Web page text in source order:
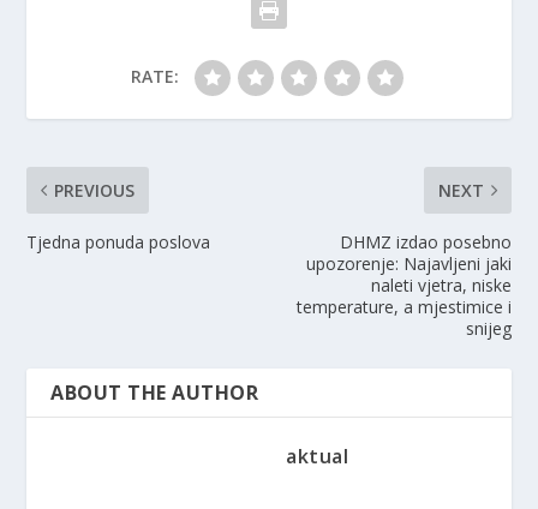
RATE:
PREVIOUS
Tjedna ponuda poslova
NEXT
DHMZ izdao posebno
upozorenje: Najavljeni jaki
naleti vjetra, niske
temperature, a mjestimice i
snijeg
ABOUT THE AUTHOR
aktual